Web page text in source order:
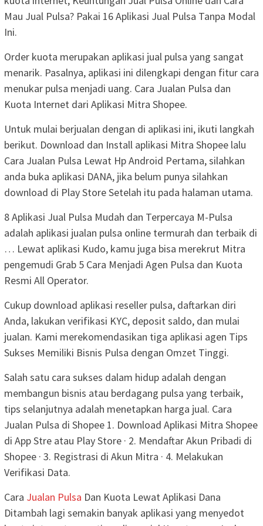
Mau Jual Pulsa? Pakai 16 Aplikasi Jual Pulsa Tanpa Modal
Ini.
Order kuota merupakan aplikasi jual pulsa yang sangat
menarik. Pasalnya, aplikasi ini dilengkapi dengan fitur cara
menukar pulsa menjadi uang. Cara Jualan Pulsa dan
Kuota Internet dari Aplikasi Mitra Shopee.
Untuk mulai berjualan dengan di aplikasi ini, ikuti langkah
berikut. Download dan Install aplikasi Mitra Shopee lalu
Cara Jualan Pulsa Lewat Hp Android Pertama, silahkan
anda buka aplikasi DANA, jika belum punya silahkan
download di Play Store Setelah itu pada halaman utama.
8 Aplikasi Jual Pulsa Mudah dan Terpercaya M-Pulsa
adalah aplikasi jualan pulsa online termurah dan terbaik di
… Lewat aplikasi Kudo, kamu juga bisa merekrut Mitra
pengemudi Grab 5 Cara Menjadi Agen Pulsa dan Kuota
Resmi All Operator.
Cukup download aplikasi reseller pulsa, daftarkan diri
Anda, lakukan verifikasi KYC, deposit saldo, dan mulai
jualan. Kami merekomendasikan tiga aplikasi agen Tips
Sukses Memiliki Bisnis Pulsa dengan Omzet Tinggi.
Salah satu cara sukses dalam hidup adalah dengan
membangun bisnis atau berdagang pulsa yang terbaik,
tips selanjutnya adalah menetapkan harga jual. Cara
Jualan Pulsa di Shopee 1. Download Aplikasi Mitra Shopee
di App Stre atau Play Store · 2. Mendaftar Akun Pribadi di
Shopee · 3. Registrasi di Akun Mitra · 4. Melakukan
Verifikasi Data.
Cara Jualan Pulsa Dan Kuota Lewat Aplikasi Dana
Ditambah lagi semakin banyak aplikasi yang menyedot